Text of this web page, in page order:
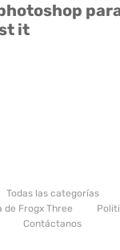
it
Todas las categorías
de Frogx Three
Contáctanos